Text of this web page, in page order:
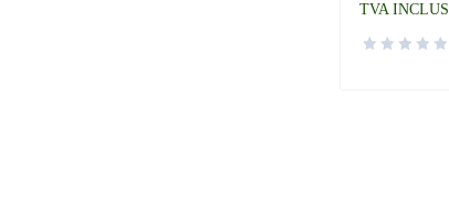
TVA INCLUS